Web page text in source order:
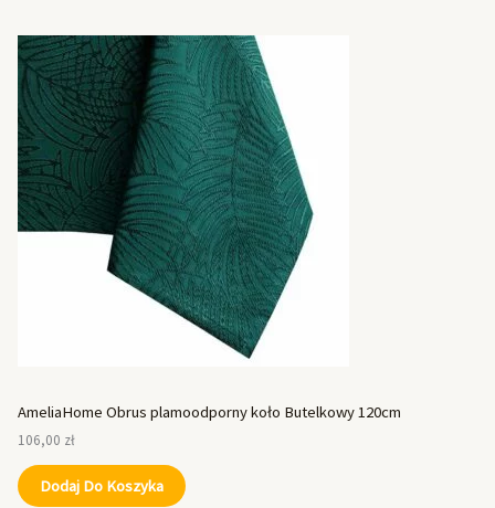
AmeliaHome Obrus plamoodporny koło Butelkowy 120cm
106,00 zł
Dodaj Do Koszyka